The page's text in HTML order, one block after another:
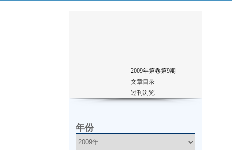
2009年第卷第9期
文章目录
过刊浏览
年份